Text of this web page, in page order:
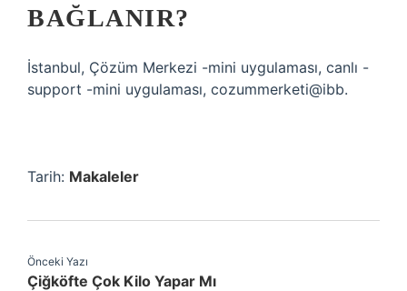
BAĞLANIR?
İstanbul, Çözüm Merkezi -mini uygulaması, canlı -
support -mini uygulaması, cozummerketi@ibb.
Tarih: Makaleler
Önceki Yazı
Çiğköfte Çok Kilo Yapar Mı